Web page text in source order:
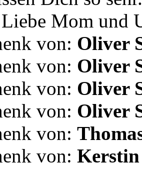
Mom und
von: Oliver
von: Oliver
von: Oliver
von: Oliver
von:
von: Kerstin